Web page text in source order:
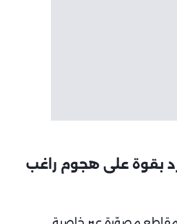
بقوة على هجوم راغب